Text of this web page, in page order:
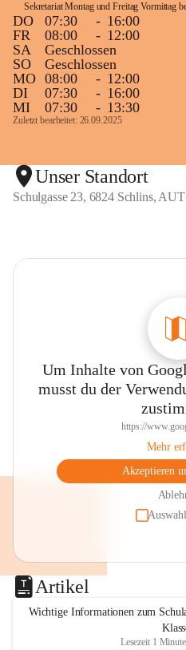
Sekretariat Montag und Freitag Vormittag
DO 07:30 - 16:00
FR
08:00 - 12:00
SA
Geschlossen
SO
Geschlossen
MO 08:00 - 12:00
DI
07:30 - 16:00
MI
07:30 - 13:30
Zuletzt bearbeitet: 26.09.2025
Unser Standort
Schulgasse 23, 6824 Schlins, AUT
Um Inhalte von
musst du der
https://
Mehr
Akzeptieren
Artikel
Wichtige Informationen zum
Lesezeit 1 Minute